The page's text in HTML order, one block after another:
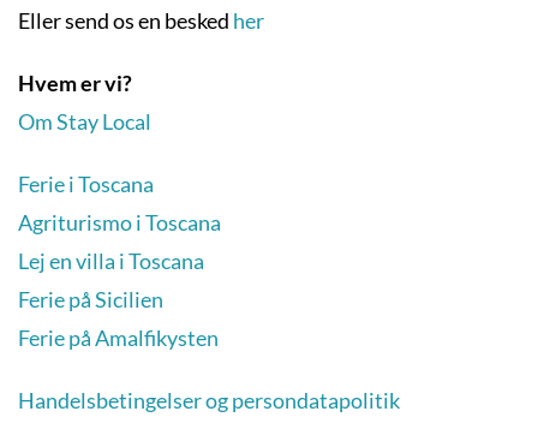
Eller send os en besked her
Hvem er vi?
Om Stay Local
Ferie i Toscana
Agriturismo i Toscana
Lej en villa i Toscana
Ferie på Sicilien
Ferie på Amalfikysten
Handelsbetingelser og persondatapolitik